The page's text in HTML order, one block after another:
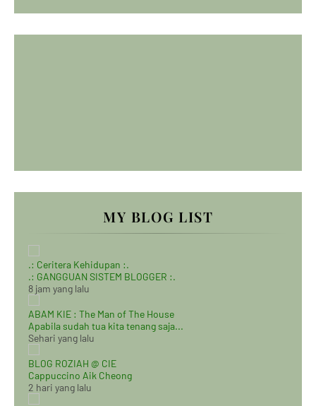
MY BLOG LIST
.: Ceritera Kehidupan :.
.: GANGGUAN SISTEM BLOGGER :.
8 jam yang lalu
ABAM KIE : The Man of The House
Apabila sudah tua kita tenang saja...
Sehari yang lalu
BLOG ROZIAH @ CIE
Cappuccino Aik Cheong
2 hari yang lalu